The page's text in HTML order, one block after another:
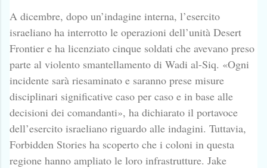
A dicembre, dopo un’indagine interna, l’esercito
israeliano ha interrotto le operazioni dell’unità Desert
Frontier e ha licenziato cinque soldati che avevano preso
parte al violento smantellamento di Wadi al-Siq. «Ogni
incidente sarà riesaminato e saranno prese misure
disciplinari significative caso per caso e in base alle
decisioni dei comandanti», ha dichiarato il portavoce
dell’esercito israeliano riguardo alle indagini. Tuttavia,
Forbidden Stories ha scoperto che i coloni in questa
regione hanno ampliato le loro infrastrutture. Jake